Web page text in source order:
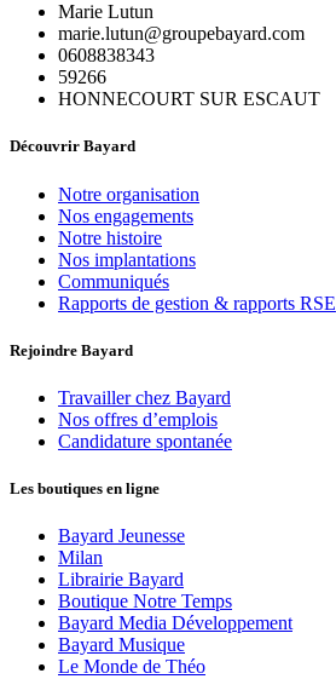
Marie Lutun
marie.lutun@groupebayard.com
0608838343
59266
HONNECOURT SUR ESCAUT
Découvrir Bayard
Notre organisation
Nos engagements
Notre histoire
Nos implantations
Communiqués
Rapports de gestion & rapports RSE
Rejoindre Bayard
Travailler chez Bayard
Nos offres d’emplois
Candidature spontanée
Les boutiques en ligne
Bayard Jeunesse
Milan
Librairie Bayard
Boutique Notre Temps
Bayard Media Développement
Bayard Musique
Le Monde de Théo